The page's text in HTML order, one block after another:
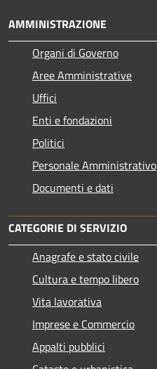
AMMINISTRAZIONE
Organi di Governo
Aree Amministrative
Uffici
Enti e fondazioni
Politici
Personale Amministrativo
Documenti e dati
CATEGORIE DI SERVIZIO
Anagrafe e stato civile
Cultura e tempo libero
Vita lavorativa
Imprese e Commercio
Appalti pubblici